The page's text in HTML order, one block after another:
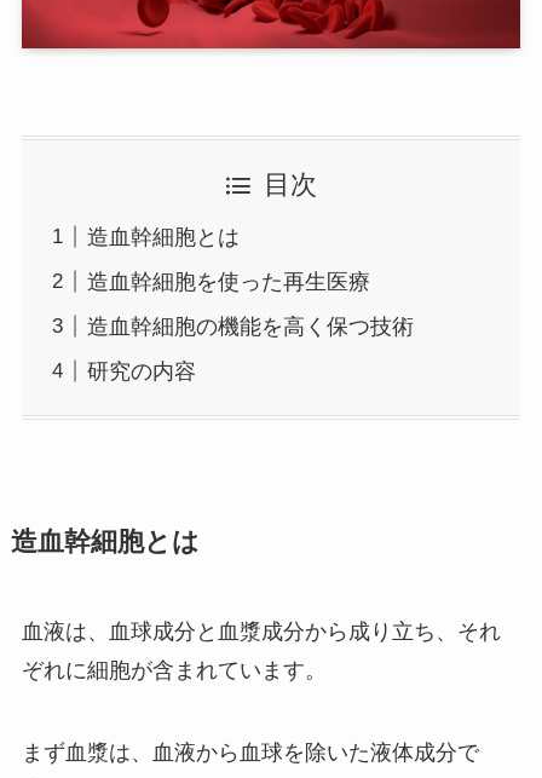
目次
造血幹細胞とは
造血幹細胞を使った再生医療
造血幹細胞の機能を高く保つ技術
研究の内容
造血幹細胞とは
血液は、血球成分と血漿成分から成り立ち、それ
ぞれに細胞が含まれています。
まず血漿は、血液から血球を除いた液体成分で